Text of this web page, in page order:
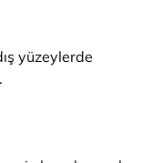
yüzeylerde